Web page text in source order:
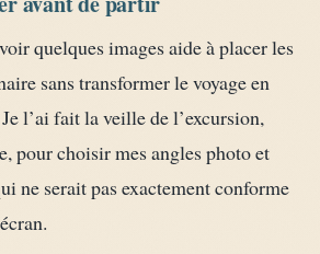
quelques images aide à placer les
sans transformer le voyage en
l’ai fait la veille de l’excursion,
pour choisir mes angles photo et
ne serait pas exactement conforme